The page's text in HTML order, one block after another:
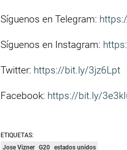
Síguenos en Telegram:
Síguenos en Instagram:
Twitter: https://bit.ly/3jz6Lpt
Facebook: https://bit.ly/
ETIQUETAS:
Jose Vizner G20 estados unidos